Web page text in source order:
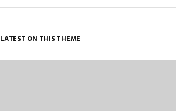
LATEST ON THIS THEME